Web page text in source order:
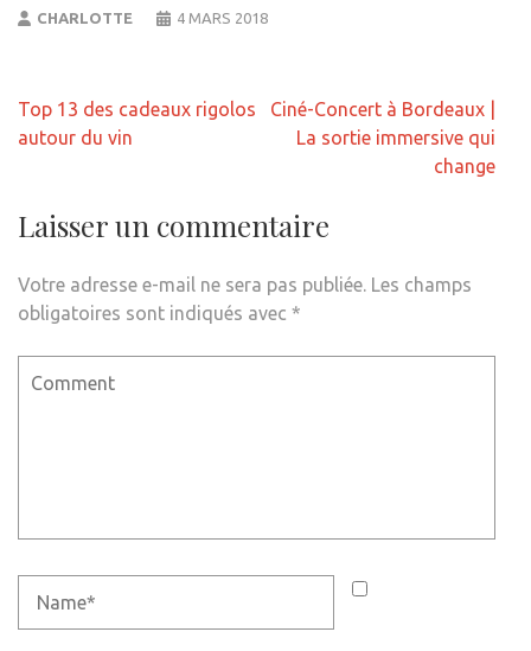
CHARLOTTE 4 MARS 2018
Navigation
de
Top 13 des cadeaux rigolos
autour du vin
Ciné-Concert à Bordeaux |
La sortie immersive qui
change
Laisser un commentaire
Votre adresse e-mail ne sera pas publiée. Les champs
obligatoires sont indiqués avec *